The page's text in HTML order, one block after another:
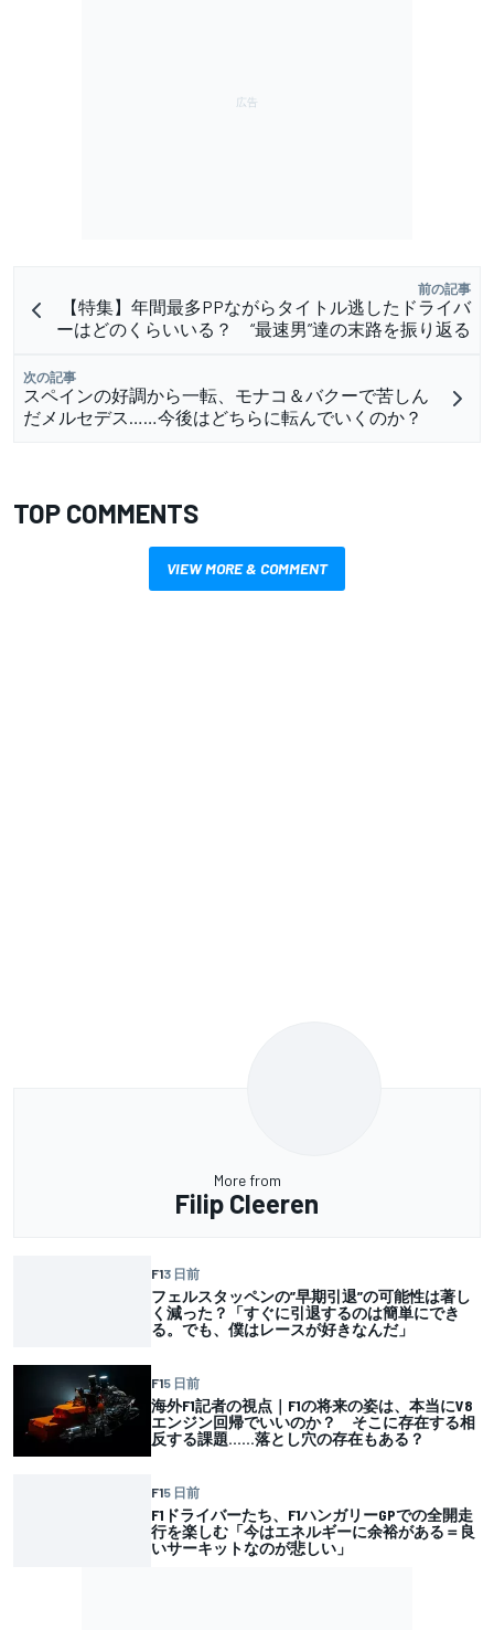
前の記事
【特集】年間最多PPながらタイトル逃したドライバ
ーはどのくらいいる？ “最速男”達の末路を振り返る
次の記事
スペインの好調から一転、モナコ＆バクーで苦しん
だメルセデス……今後はどちらに転んでいくのか？
TOP COMMENTS
VIEW MORE & COMMENT
More from
Filip Cleeren
F13 日前
フェルスタッペンの”早期引退”の可能性は著し
く減った？「すぐに引退するのは簡単にでき
る。でも、僕はレースが好きなんだ」
F15 日前
海外F1記者の視点｜F1の将来の姿は、本当にV8
エンジン回帰でいいのか？ そこに存在する相
反する課題……落とし穴の存在もある？
F15 日前
F1ドライバーたち、F1ハンガリーGPでの全開走
行を楽しむ「今はエネルギーに余裕がある＝良
いサーキットなのが悲しい」